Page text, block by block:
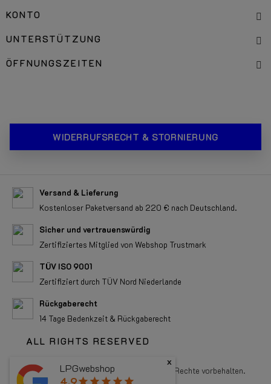
KONTO
UNTERSTÜTZUNG
ÖFFNUNGSZEITEN
WIDERRUFSRECHT & STORNIERUNG
Versand & Lieferung
Kostenloser Paketversand ab 220 € nach Deutschland.
Sicher und vertrauenswürdig
Zertifiziertes Mitglied von Webshop Trustmark
TÜV ISO 9001
Zertifiziert durch TÜV Nord Niederlande
Rückgaberecht
14 Tage Bedenkzeit & Rückgaberecht
ALL RIGHTS RESERVED
Copyright 2026 LPGwebshop.com - Alle Rechte vorbehalten.
LPGwebshop
4.9star star star star star
x